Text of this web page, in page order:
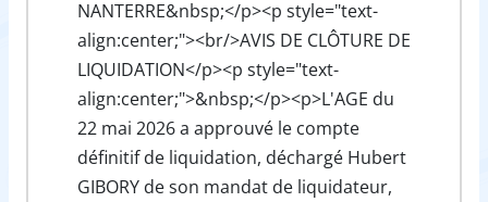
NANTERRE&nbsp;</p><p style="text-
align:center;"><br/>AVIS DE CLÔTURE DE
LIQUIDATION</p><p style="text-
align:center;">&nbsp;</p><p>L'AGE du
22 mai 2026 a approuvé le compte
définitif de liquidation, déchargé Hubert
GIBORY de son mandat de liquidateur,